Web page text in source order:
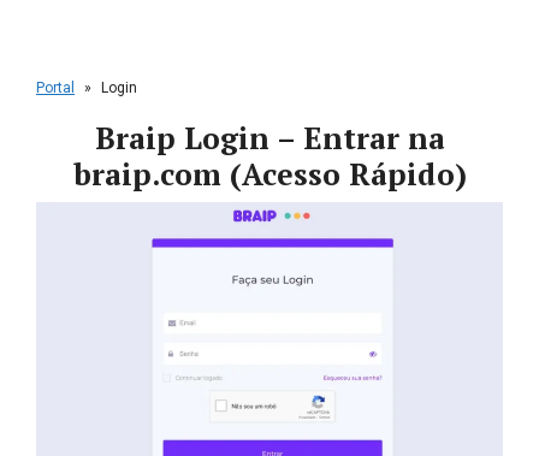
Portal » Login
Braip Login – Entrar na
braip.com (Acesso Rápido)